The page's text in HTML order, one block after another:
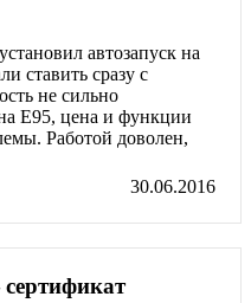
автозапуск на
ставить сразу с
не сильно
Е95, цена и функции
Работой доволен,
30.06.2016